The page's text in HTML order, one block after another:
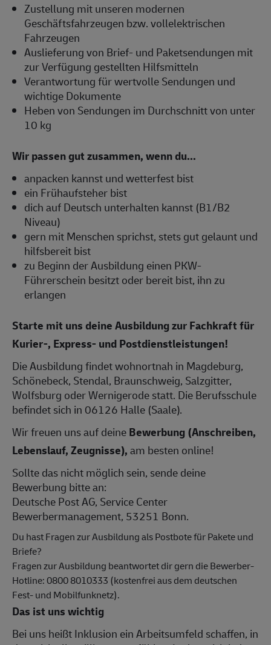
Zustellung mit unseren modernen
Geschäftsfahrzeugen bzw. vollelektrischen
Fahrzeugen
Auslieferung von Brief- und Paketsendungen mit
zur Verfügung gestellten Hilfsmitteln
Verantwortung für wertvolle Sendungen und
wichtige Dokumente
Heben von Sendungen im Durchschnitt von unter
10 kg
Wir passen gut zusammen, wenn du...
anpacken kannst und wetterfest bist
ein Frühaufsteher bist
dich auf Deutsch unterhalten kannst (B1/B2
Niveau)
gern mit Menschen sprichst, stets gut gelaunt und
hilfsbereit bist
zu Beginn der Ausbildung einen PKW-
Führerschein besitzt oder bereit bist, ihn zu
erlangen
Starte mit uns deine Ausbildung zur Fachkraft für
Kurier-, Express- und Postdienstleistungen!
Die Ausbildung findet wohnortnah in Magdeburg,
Schönebeck, Stendal, Braunschweig, Salzgitter,
Wolfsburg oder Wernigerode statt. Die Berufsschule
befindet sich in 06126 Halle (Saale).
Wir freuen uns auf deineBewerbung (Anschreiben,
Lebenslauf, Zeugnisse),am besten online!
Sollte das nicht möglich sein, sende deine
Bewerbung bitte an:
Deutsche Post AG, Service Center
Bewerbermanagement, 53251 Bonn.
Du hast Fragen zur Ausbildung als Postbote für Pakete und
Briefe?
Fragen zur Ausbildung beantwortet dir gern die Bewerber-
Hotline: 0800 8010333 (kostenfrei aus dem deutschen
Fest- und Mobilfunknetz).
Das ist uns wichtig
Bei uns heißt Inklusion ein Arbeitsumfeld schaffen, in